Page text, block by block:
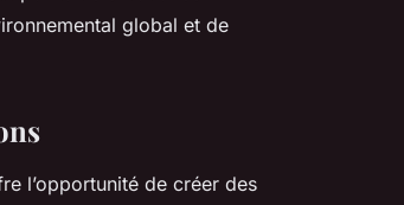
global et de
l’opportunité de créer des